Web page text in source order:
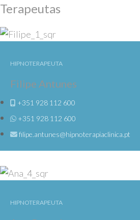
Terapeutas
HIPNOTERAPEUTA
Filipe Antunes
+351 928 112 600
+351 928 112 600
filipe.antunes@hipnoterapiaclinica.pt
HIPNOTERAPEUTA